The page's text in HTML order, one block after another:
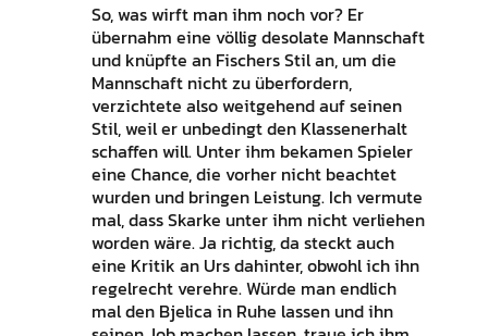
So, was wirft man ihm noch vor? Er
übernahm eine völlig desolate Mannschaft
und knüpfte an Fischers Stil an, um die
Mannschaft nicht zu überfordern,
verzichtete also weitgehend auf seinen
Stil, weil er unbedingt den Klassenerhalt
schaffen will. Unter ihm bekamen Spieler
eine Chance, die vorher nicht beachtet
wurden und bringen Leistung. Ich vermute
mal, dass Skarke unter ihm nicht verliehen
worden wäre. Ja richtig, da steckt auch
eine Kritik an Urs dahinter, obwohl ich ihn
regelrecht verehre. Würde man endlich
mal den Bjelica in Ruhe lassen und ihn